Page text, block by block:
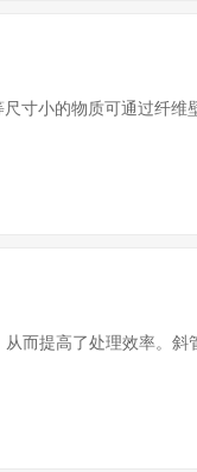
寸小的物质可通过纤维
而提高了处理效率。斜